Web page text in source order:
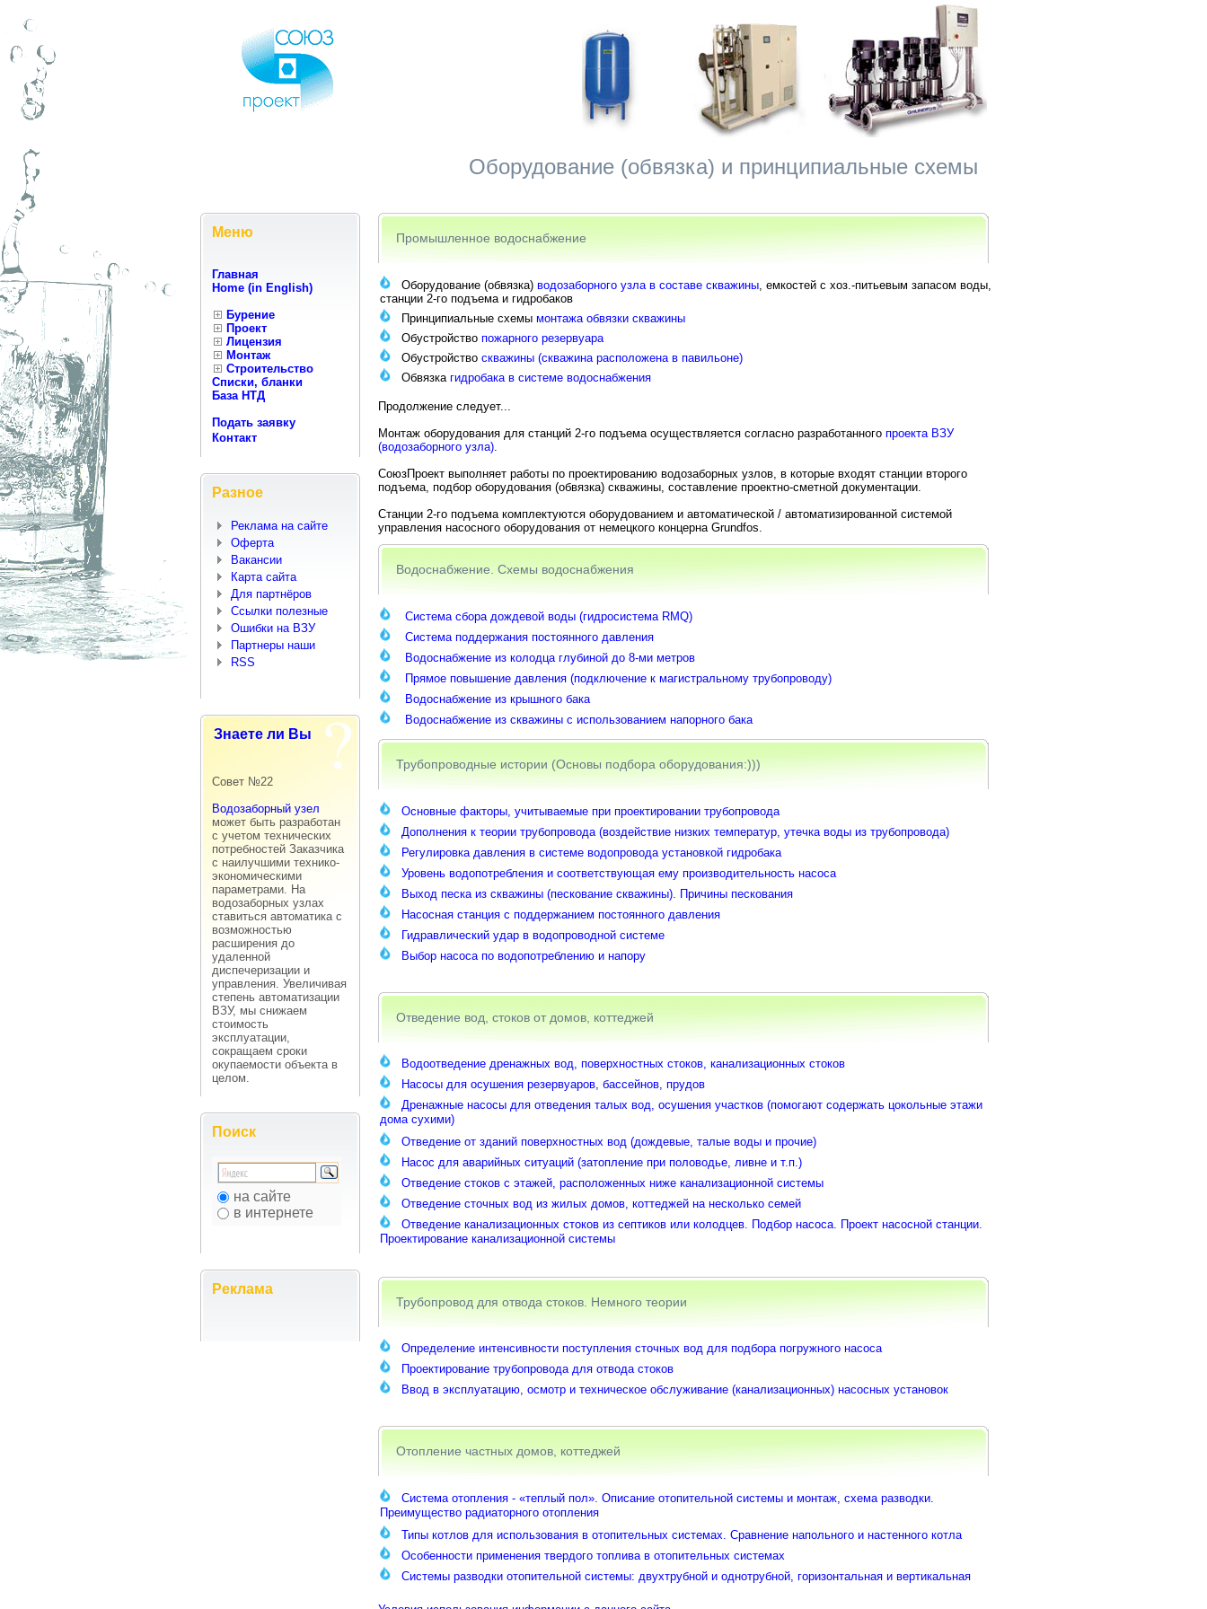
Оборудование (обвязка) и принципиальные схемы
Меню
Главная
Home (in English)
Бурение
Проект
Лицензия
Монтаж
Строительство
Списки, бланки
База НТД
Подать заявку
Контакт
Разное
Реклама на сайте
Оферта
Вакансии
Карта сайта
Для партнёров
Ссылки полезные
Ошибки на ВЗУ
Партнеры наши
RSS
Знаете ли Вы
Совет №22
Водозаборный узел
может быть разработан
с учетом технических
потребностей Заказчика
с наилучшими технико-
экономическими
параметрами. На
водозаборных узлах
ставиться автоматика с
возможностью
расширения до
удаленной
диспечеризации и
управления. Увеличивая
степень автоматизации
ВЗУ, мы снижаем
стоимость
эксплуатации,
сокращаем сроки
окупаемости объекта в
целом.
Поиск
на сайте
в интернете
Реклама
Промышленное водоснабжение
Оборудование (обвязка) водозаборного узла в составе скважины , емкостей с хоз.-питьевым запасом воды,
станции 2-го подъема и гидробаков
Принципиальные схемы монтажа обвязки скважины
Обустройство пожарного резервуара
Обустройство скважины (скважина расположена в павильоне)
Обвязка гидробака в системе водоснабжения
Продолжение следует...
Монтаж оборудования для станций 2-го подъема осуществляется согласно разработанного проекта ВЗУ
(водозаборного узла)
СоюзПроект выполняет работы по проектированию водозаборных узлов, в которые входят станции второго
подъема, подбор оборудования (обвязка) скважины, составление проектно-сметной документации.
Станции 2-го подъема комплектуются оборудованием и автоматической / автоматизированной системой
управления насосного оборудования от немецкого концерна Grundfos.
Водоснабжение. Схемы водоснабжения
Система сбора дождевой воды (гидросистема RMQ)
Система поддержания постоянного давления
Водоснабжение из колодца глубиной до 8-ми метров
Прямое повышение давления (подключение к магистральному трубопроводу)
Водоснабжение из крышного бака
Водоснабжение из скважины c использованием напорного бака
Трубопроводные истории (Основы подбора оборудования:)))
Основные факторы, учитываемые при проектировании трубопровода
Дополнения к теории трубопровода (воздействие низких температур, утечка воды из трубопровода)
Регулировка давления в системе водопровода установкой гидробака
Уровень водопотребления и соответствующая ему производительность насоса
Выход песка из скважины (пескование скважины). Причины пескования
Насосная станция с поддержанием постоянного давления
Гидравлический удар в водопроводной системе
Выбор насоса по водопотреблению и напору
Отведение вод, стоков от домов, коттеджей
Водоотведение дренажных вод, поверхностных стоков, канализационных стоков
Насосы для осушения резервуаров, бассейнов, прудов
Дренажные насосы для отведения талых вод, осушения участков (помогают содержать цокольные этажи
дома сухими)
Отведение от зданий поверхностных вод (дождевые, талые воды и прочие)
Насос для аварийных ситуаций (затопление при половодье, ливне и т.п.)
Отведение стоков с этажей, расположенных ниже канализационной системы
Отведение сточных вод из жилых домов, коттеджей на несколько семей
Отведение канализационных стоков из септиков или колодцев. Подбор насоса. Проект насосной станции.
Проектирование канализационной системы
Трубопровод для отвода стоков. Немного теории
Определение интенсивности поступления сточных вод для подбора погружного насоса
Проектирование трубопровода для отвода стоков
Ввод в эксплуатацию, осмотр и техническое обслуживание (канализационных) насосных установок
Отопление частных домов, коттеджей
Система отопления - «теплый пол». Описание отопительной системы и монтаж, схема разводки.
Преимущество радиаторного отопления
Типы котлов для использования в отопительных системах. Сравнение напольного и настенного котла
Особенности применения твердого топлива в отопительных системах
Системы разводки отопительной системы: двухтрубной и однотрубной, горизонтальная и вертикальная